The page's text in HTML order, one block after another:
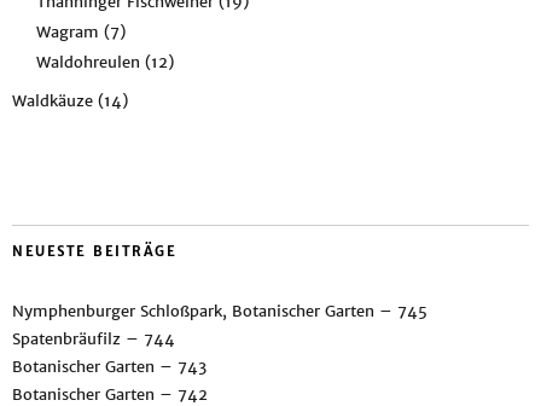
Wagram (7)
Waldohreulen (12)
Waldkäuze (14)
NEUESTE BEITRÄGE
Nymphenburger Schloßpark, Botanischer Garten – 745
Spatenbräufilz – 744
Botanischer Garten – 743
Botanischer Garten – 742